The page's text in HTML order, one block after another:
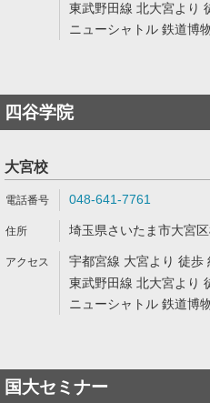
東武野田線 北大宮より
ニューシャトル 鉄道博
四谷学院
大宮校
048-641-7761
埼玉県さいたま市大宮
宇都宮線 大宮より 徒歩
東武野田線 北大宮より
ニューシャトル 鉄道博
国大セミナー